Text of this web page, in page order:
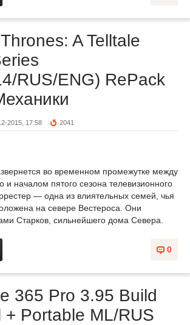
A Telltale
RUS/ENG) RePack
2015, 17:58 2041
во временном промежутке между
и началом пятого сезона телевизионного
— одна из влиятельных семей, чья
на севере Вестероса. Они
Старков, сильнейшего дома Севера.
0
365 Pro 3.95 Build
+ Portable ML/RUS